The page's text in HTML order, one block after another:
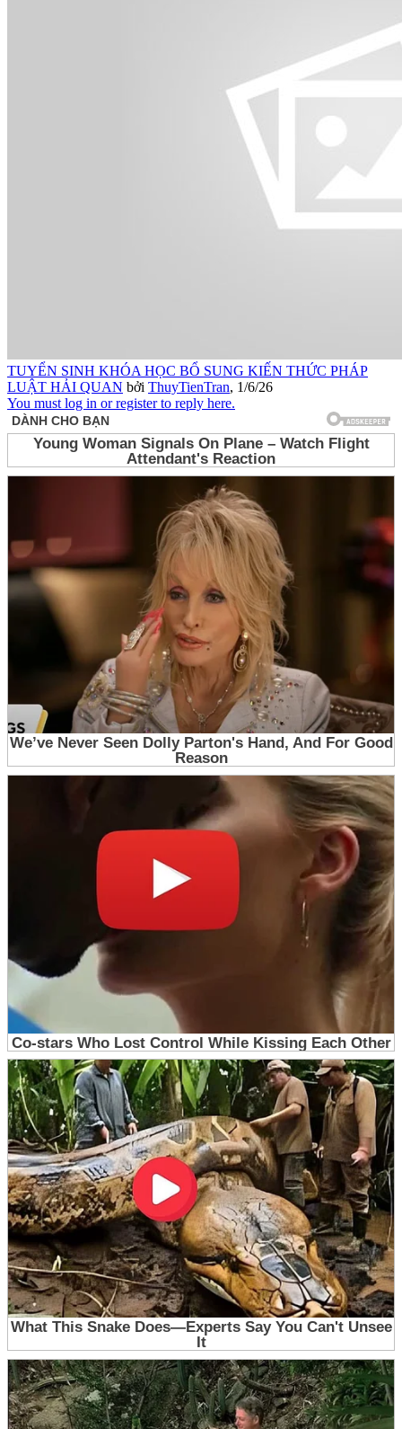
TUYỂN SINH KHÓA HỌC BỔ SUNG KIẾN THỨC PHÁP
LUẬT HẢI QUAN bởi ThuyTienTran, 1/6/26
You must log in or register to reply here.